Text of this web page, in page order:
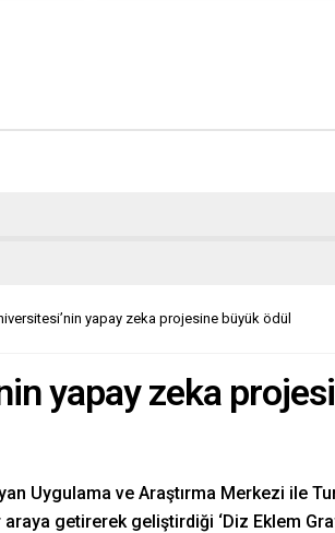
yapay zeka projesine büyük ödül
yapay zeka
Uygulama ve Araştırma Merkezi ile
araya getirerek geliştirdiği ‘Diz Eklem